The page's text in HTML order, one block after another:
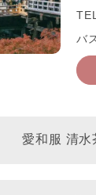
バ
愛和服 清水